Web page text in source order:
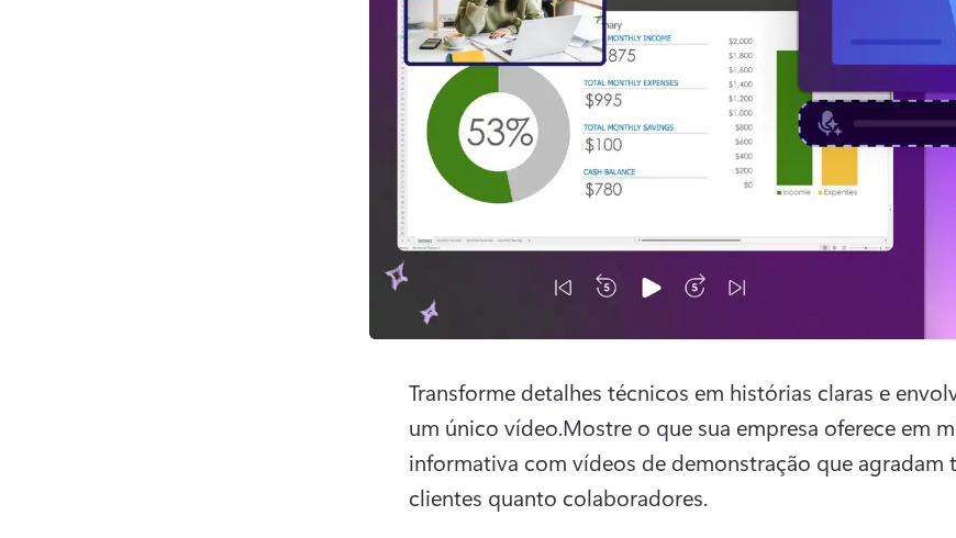
Transforme detalhes técnicos em histórias claras e
um único vídeo.Mostre o que sua empresa oferece em
informativa com vídeos de demonstração que agradam
clientes quanto colaboradores.